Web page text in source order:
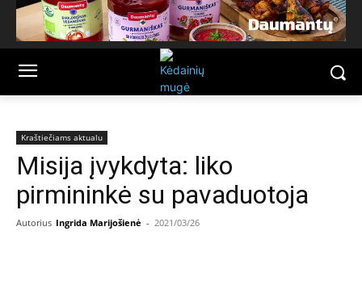
Kraštiečiams aktualu
Misija įvykdyta: liko
pirmininkė su pavaduotoja
Autorius Ingrida Marijošienė - 2021/03/26